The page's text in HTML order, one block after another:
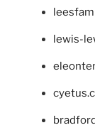
lewis-